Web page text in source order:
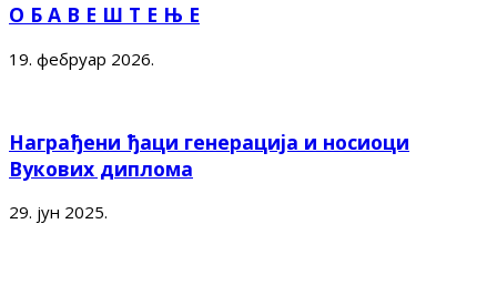
О Б А В Е Ш Т Е Њ Е
19. фебруар 2026.
Награђени ђаци генерација и носиоци
Вукових диплома
29. јун 2025.